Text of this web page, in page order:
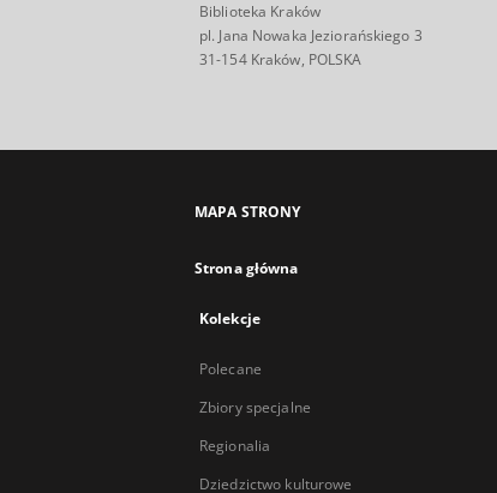
Biblioteka Kraków
pl. Jana Nowaka Jeziorańskiego 3
31-154 Kraków, POLSKA
MAPA STRONY
Strona główna
Kolekcje
Polecane
Zbiory specjalne
Regionalia
Dziedzictwo kulturowe